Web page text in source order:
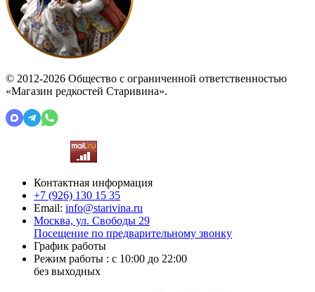
© 2012-2026 Общество с ограниченной ответственностью
«Магазин редкостей Старивина».
Контактная информация
+7 (926) 130 15 35
Email: info@starivina.ru
Москва, ул. Свободы 29
Посещение по предварительному звонку
График работы
Режим работы : с 10:00 до 22:00
без выходных